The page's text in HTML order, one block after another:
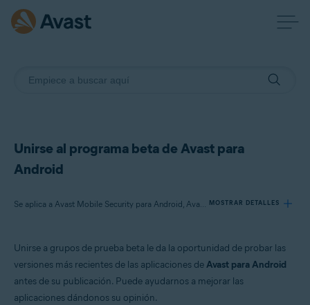
Unirse al programa beta de Avast para
Android
Se aplica a Avast Mobile Security para Android, Avast SecureLine VPN para Android, Avast Cleanup para Android, Avast Passwords para Android MOSTRAR DETALLES
Productos:
Avast SecureLine VPN 5.x para Android
Avast Cleanup 4.x para Android
Unirse a grupos de prueba beta le da la oportunidad de probar las
versiones más recientes de las aplicaciones deAvast para Android
antes de su publicación. Puede ayudarnos a mejorar las
aplicaciones dándonos su opinión.